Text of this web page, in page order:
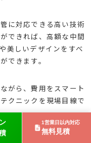
1営業日以内対応
無料見積
に対応できる高い技術
できれば、高額な中間
美しいデザインをすべ
できます。
がら、費用をスマート
クニックを現場目線で